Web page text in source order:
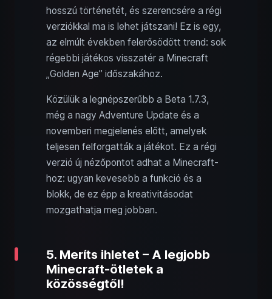
hosszú történetét, és szerencsére a régi
verziókkal ma is lehet játszani! Ez is egy,
az elmúlt években felerősödött trend: sok
régebbi játékos visszatér a Minecraft
„Golden Age” időszakához.
Közülük a legnépszerűbb a Beta 1.7.3,
még a nagy Adventure Update és a
novemberi megjelenés előtt, amelyek
teljesen felforgatták a játékot. Ez a régi
verzió új nézőpontot adhat a Minecraft-
hoz: ugyan kevesebb a funkció és a
blokk, de ez épp a kreativitásodat
mozgathatja meg jobban.
5. Meríts ihletet – A legjobb
Minecraft-ötletek a
közösségtől!